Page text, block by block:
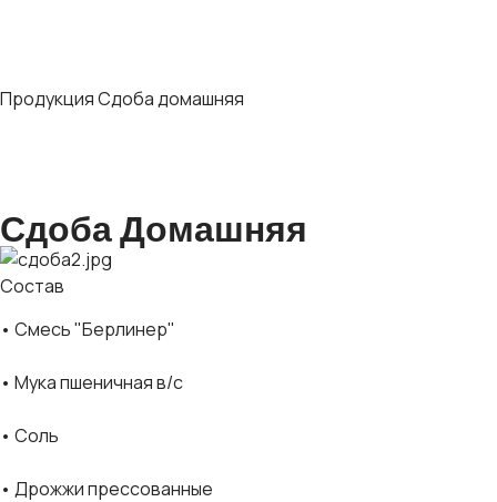
ПродукцияСдоба домашняя
Сдоба Домашняя
Состав
• Смесь "Берлинер"
• Мука пшеничная в/с
• Соль
• Дрожжи прессованные